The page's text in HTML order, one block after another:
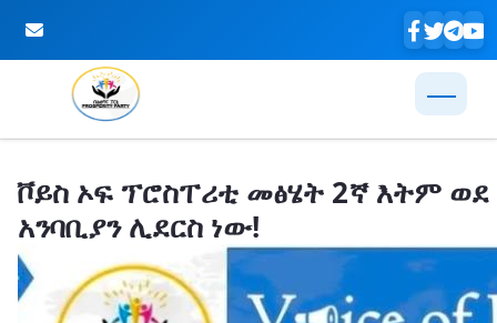
ቮይስ ኦፍ ፕሮስፐሪቲ መፅሄት 2ኛ እትም ወደ
አንባቢያን ሊደርስ ነው!